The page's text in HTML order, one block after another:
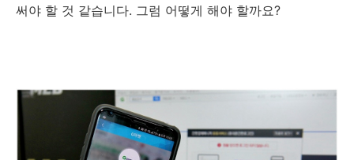
써야 할 것 같습니다. 그럼 어떻게 해야 할까요?